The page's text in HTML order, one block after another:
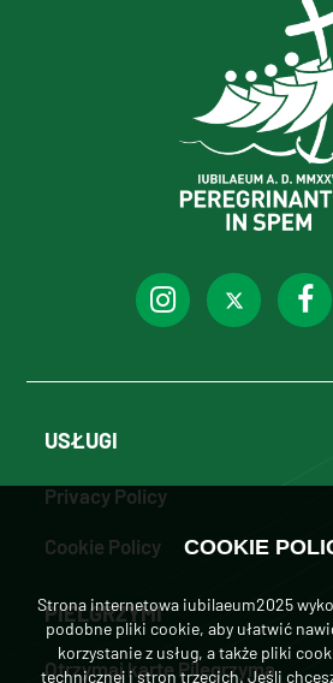
USŁUGI
Privacy Policy
Cookie Policy
PIELGRZYMI
Otrzymaj kartę Pilegrzyma
COOKIE
Strona internetowa iubilaeum2025
podobne pliki cookie, aby ułatwić
korzystanie z usług, a także pliki
technicznej i stron trzecich. Jeśli